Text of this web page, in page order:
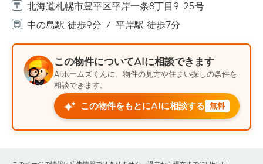
北海道札幌市豊平区平岸一条8丁目9-25号
中の島駅 徒歩9分
平岸駅 徒歩7分
この物件についてAIに相談できます
AIホームズくんに、物件の見方や住まい探しの条件を
相談できます。
この物件をもとにAIに相談する 無料